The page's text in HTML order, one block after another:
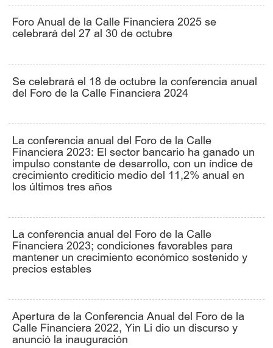
Foro Anual de la Calle Financiera 2025 se
celebrará del 27 al 30 de octubre
Se celebrará el 18 de octubre la conferencia anual
del Foro de la Calle Financiera 2024
La conferencia anual del Foro de la Calle
Financiera 2023: El sector bancario ha ganado un
impulso constante de desarrollo, con un índice de
crecimiento crediticio medio del 11,2% anual en
los últimos tres años
La conferencia anual del Foro de la Calle
Financiera 2023; condiciones favorables para
mantener un crecimiento económico sostenido y
precios estables
Apertura de la Conferencia Anual del Foro de la
Calle Financiera 2022, Yin Li dio un discurso y
anunció la inauguración